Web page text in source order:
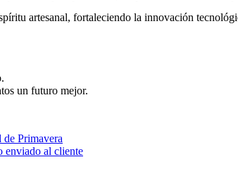
artesanal, fortaleciendo la innovación
un futuro mejor.
Primavera
enviado al cliente